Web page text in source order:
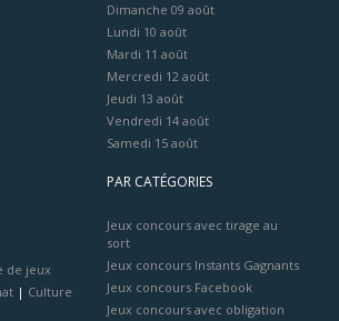
Dimanche 09 août
Lundi 10 août
Mardi 11 août
Mercredi 12 août
Jeudi 13 août
Vendredi 14 août
Samedi 15 août
de jeux
| Culture
PAR CATÉGORIES
Jeux concours avec tirage au
sort
Jeux concours Instants Gagnants
Jeux concours Facebook
Jeux concours avec obligation